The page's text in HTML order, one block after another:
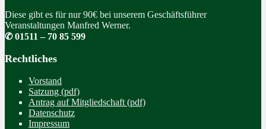
Diese gibt es für nur 90€ bei unserem Geschäftsführer
Veranstaltungen Manfred Werner.
✆ 01511 – 70 85 599
Rechtliches
Vorstand
Satzung (pdf)
Antrag auf Mitgliedschaft (pdf)
Datenschutz
Impressum